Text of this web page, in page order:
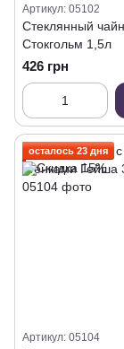
Артикул: 05102
Стеклянный
Стокгольм 1,5л
426 грн
осталось 23 дня
Артикул: 05104